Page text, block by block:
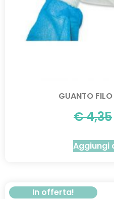
GUANTO
€4,35
Aggiungi
In offerta!